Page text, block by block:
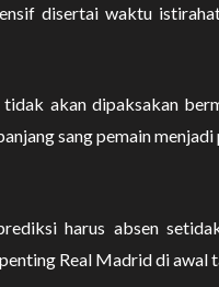
disertai waktu
akan dipaksakan
sang pemain
harus absen
Real Madrid di awal